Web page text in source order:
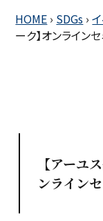
HOME › SDGs ›
ーク】オンライン
【アーユ
ンライン